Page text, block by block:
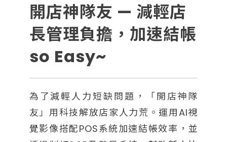
開店神隊友 — 減輕店
長管理負擔，加速結帳
so Easy~
為了減輕人力短缺問題，「開店神隊
友」用科技解放店家人力荒。運用AI視
覺影像搭配POS系統加速結帳效率，並